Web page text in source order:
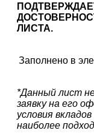
ЛИСТА.
Заполнено в
*Данный лист
заявку на его
условия
наиболее